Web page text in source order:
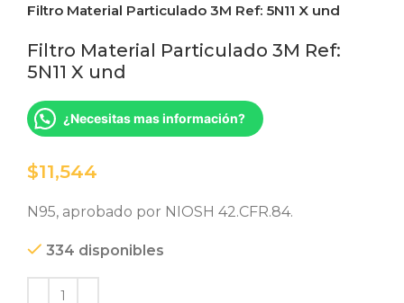
Filtro Material Particulado 3M Ref: 5N11 X und
Filtro Material Particulado 3M Ref:
5N11 X und
¿Necesitas mas información?
$
N95, aprobado por NIOSH 42.CFR.84.
334 disponibles